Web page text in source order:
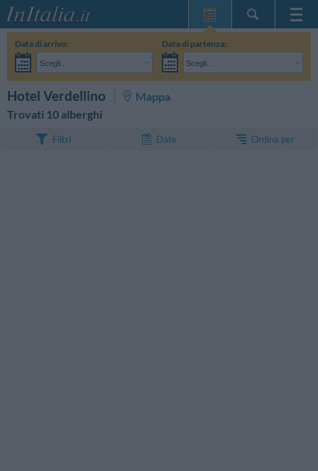
Home Page
Le mie Prenotazioni
InItalia Club
Data di arrivo:
Scegli...
Data di partenza:
Scegli...
Hotel Verdellino
Mappa
Trovati 10 alberghi
Filtri Date Ordina per